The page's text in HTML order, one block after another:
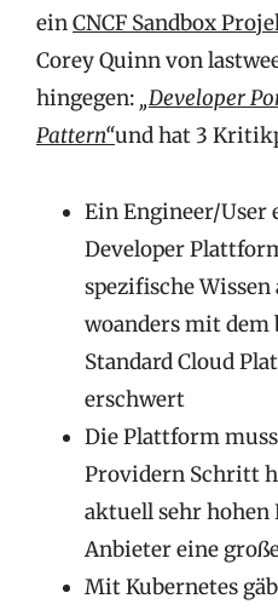
einCNCF Sandbox
Corey Quinn von
hingegen: „Developer
Pattern“und hat 3
Ein Engineer/User
Developer
spezifische
woanders mit dem
Standard Cloud
erschwert
Die Plattform
Providern Schritt
aktuell sehr hohen
Anbieter eine
Mit Kubernetes